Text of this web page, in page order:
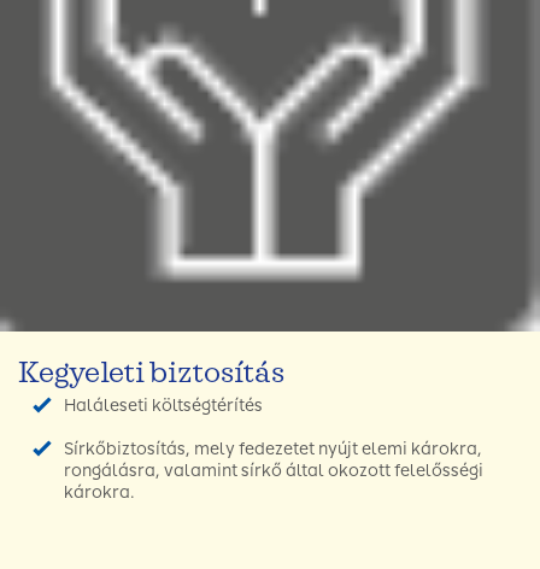
Kegyeleti biztosítás
Haláleseti költségtérítés
Sírkőbiztosítás, mely fedezetet nyújt elemi károkra,
rongálásra, valamint sírkő által okozott felelősségi
károkra.